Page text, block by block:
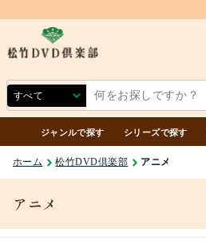
ジャンルで探す シリーズで探す
ホーム 松竹DVD倶楽部 アニメ
アニメ